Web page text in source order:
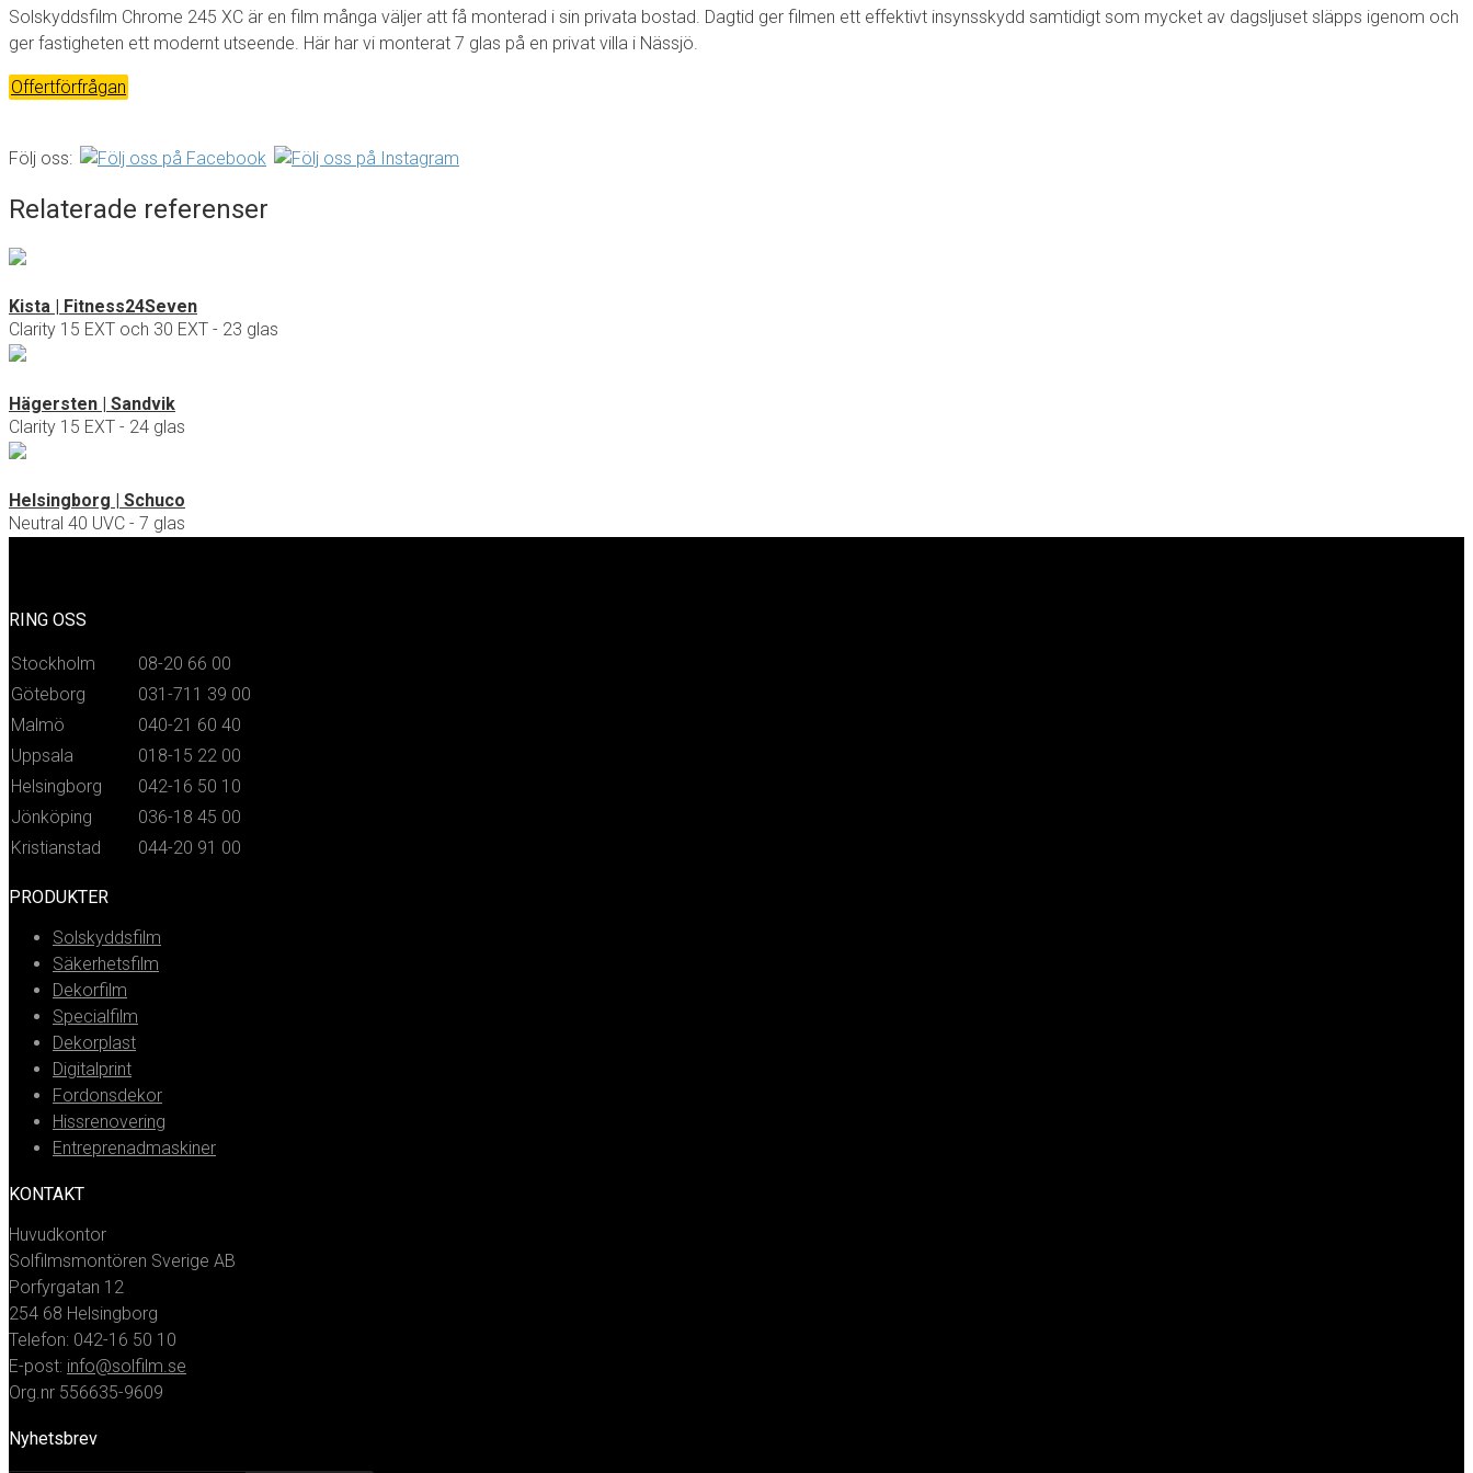
Solskyddsfilm Chrome 245 XC är en film många väljer att få monterad i sin privata bostad. Dagtid ger filmen ett effektivt insynsskydd samtidigt som mycket av dagsljuset släpps igenom och
ger fastigheten ett modernt utseende. Här har vi monterat 7 glas på en privat villa i Nässjö.
Offertförfrågan
Följ oss:
Relaterade referenser
Kista | Fitness24Seven
Clarity 15 EXT och 30 EXT - 23 glas
Hägersten | Sandvik
Clarity 15 EXT - 24 glas
Helsingborg | Schuco
Neutral 40 UVC - 7 glas
RING OSS
Stockholm
08-20 66 00
Göteborg
031-711 39 00
Malmö
040-21 60 40
Uppsala
018-15 22 00
Helsingborg
042-16 50 10
Jönköping
036-18 45 00
Kristianstad
044-20 91 00
PRODUKTER
Solskyddsfilm
Säkerhetsfilm
Dekorfilm
Specialfilm
Dekorplast
Digitalprint
Fordonsdekor
Hissrenovering
Entreprenadmaskiner
KONTAKT
Huvudkontor
Solfilmsmontören Sverige AB
Porfyrgatan 12
254 68 Helsingborg
Telefon: 042-16 50 10
E-post: info@solfilm.se
Org.nr 556635-9609
Nyhetsbrev